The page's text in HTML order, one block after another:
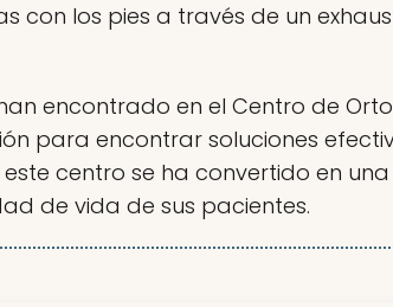
con los pies a través de un
encontrado en el Centro de
para encontrar soluciones
centro se ha convertido en
de vida de sus pacientes.